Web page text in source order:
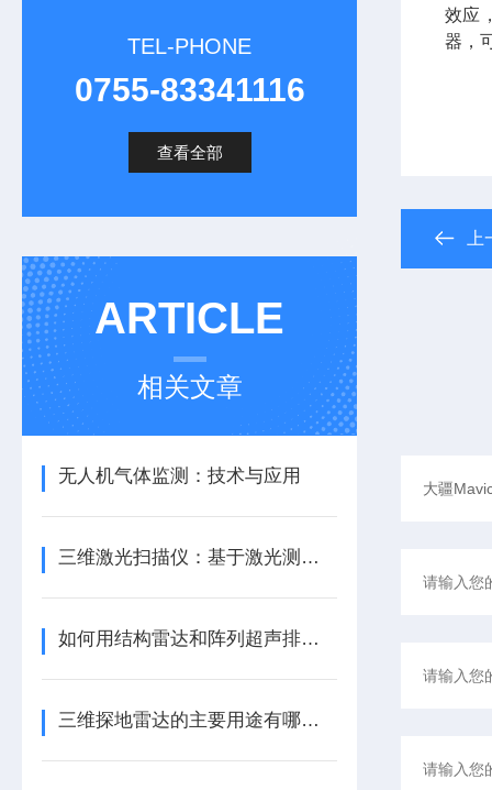
TEL-PHONE
0755-83341116
查看全部
ARTICLE
相关文章
无人机气体监测：技术与应用
三维激光扫描仪：基于激光测距的精准三维重建技术揭秘
如何用结构雷达和阵列超声排查新建隧道渗水点？
三维探地雷达的主要用途有哪些呢？
效应
器，